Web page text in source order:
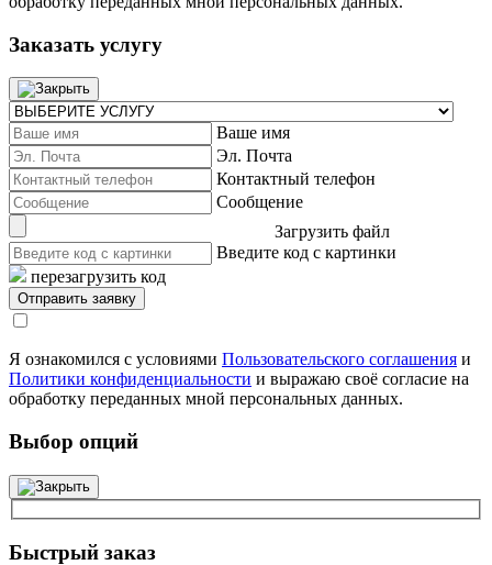
Заказать услугу
Ваше имя
Эл. Почта
Контактный телефон
Сообщение
Загрузить файл
Введите код с картинки
перезагрузить код
Я ознакомился с условиями Пользовательского соглашения и
Политики конфиденциальности и выражаю своё согласие на
обработку переданных мной персональных данных.
Выбор опций
Быстрый заказ